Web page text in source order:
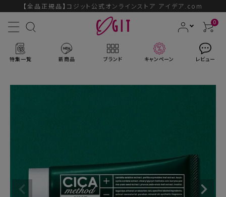
【全品正規品】コジット公式オンラインストア アイデア.com
0
特集一覧 新商品 ブランド キャンペーン レビュー
会員登録
ブランドから探す